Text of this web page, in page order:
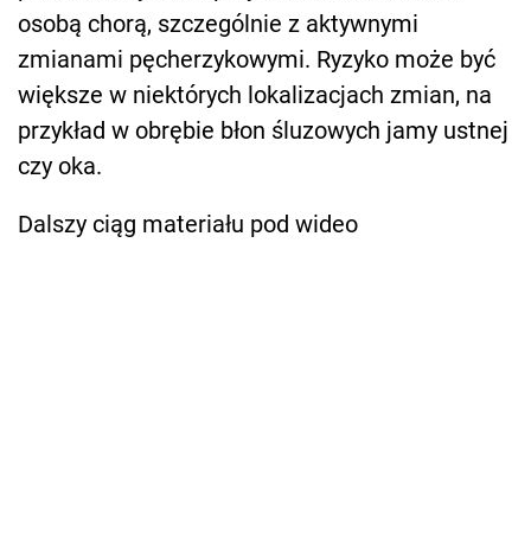
osobą chorą, szczególnie z aktywnymi
zmianami pęcherzykowymi. Ryzyko może być
większe w niektórych lokalizacjach zmian, na
przykład w obrębie błon śluzowych jamy ustnej
czy oka.
Dalszy ciąg materiału pod wideo